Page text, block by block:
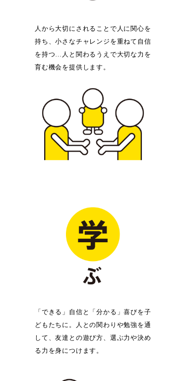
人から大切にされることで人に関心を
持ち、小さなチャレンジを重ねて自信
を持つ…人と関わるうえで大切な力を
育む機会を提供します。
「できる」自信と「分かる」喜びを子
どもたちに。人との関わりや勉強を通
して、友達との遊び方、選ぶ力や決め
る力を身につけます。